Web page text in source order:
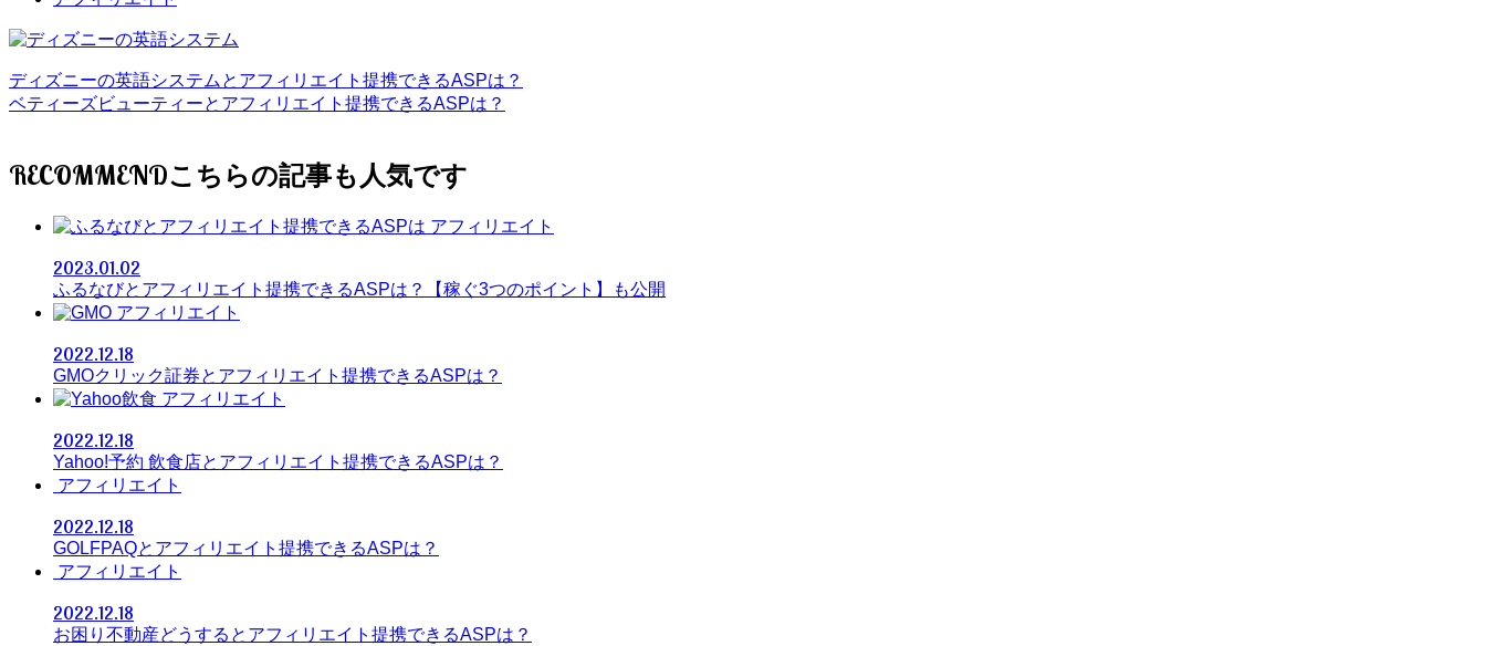
ディズニーの英語システムとアフィリエイト提携できるASPは？
ベティーズビューティーとアフィリエイト提携できるASPは？
RECOMMEND
アフィリエイト
2023.01.02
ふるなびとアフィリエイト提携できるASPは？【稼ぐ3つのポイント】も公開
アフィリエイト
2022.12.18
GMOクリック証券とアフィリエイト提携できるASPは？
アフィリエイト
2022.12.18
Yahoo!予約 飲食店とアフィリエイト提携できるASPは？
アフィリエイト
2022.12.18
GOLFPAQとアフィリエイト提携できるASPは？
アフィリエイト
2022.12.18
お困り不動産どうするとアフィリエイト提携できるASPは？